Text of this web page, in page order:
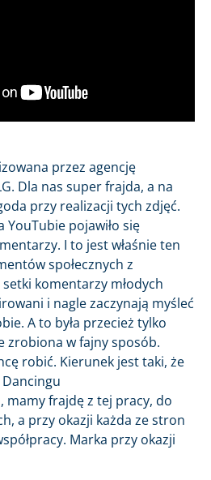
przez agencję
Dla nas super frajda, a na
przy realizacji tych zdjęć.
pojawiło się
I to jest właśnie ten
społecznych z
setki komentarzy młodych
i nagle zaczynają myśleć
A to była przecież tylko
zrobiona w fajny sposób.
robić. Kierunek jest taki, że
mamy frajdę z tej pracy, do
a przy okazji każda ze stron
Marka przy okazji